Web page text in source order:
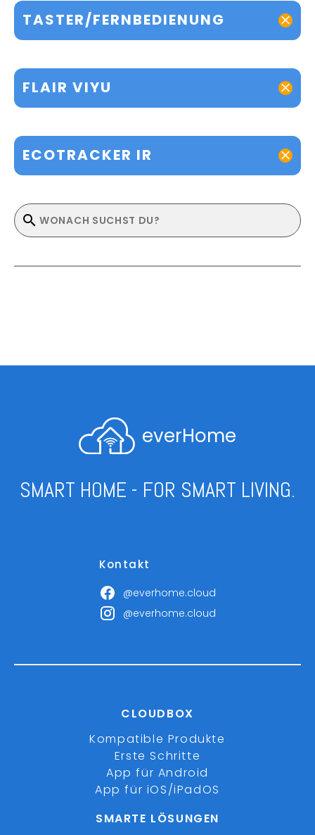
TASTER/FERNBEDIENUNG
FLAIR VIYU
ECOTRACKER IR
everHome
SMART HOME - FOR SMART LIVING.
Kontakt
@everhome.cloud
@everhome.cloud
CLOUDBOX
Kompatible Produkte
Erste Schritte
App für Android
App für iOS/iPadOS
SMARTE LÖSUNGEN